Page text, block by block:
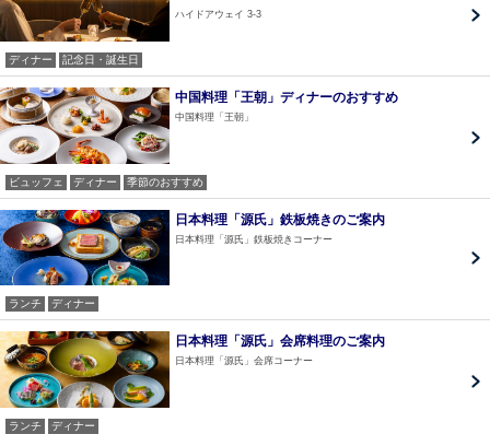
ハイドアウェイ 3-3
ディナー 記念日・誕生日
中国料理「王朝」ディナーのおすすめ
中国料理「王朝」
ビュッフェ ディナー 季節のおすすめ
日本料理「源氏」鉄板焼きのご案内
日本料理「源氏」鉄板焼きコーナー
ランチ ディナー
日本料理「源氏」会席料理のご案内
日本料理「源氏」会席コーナー
ランチ ディナー